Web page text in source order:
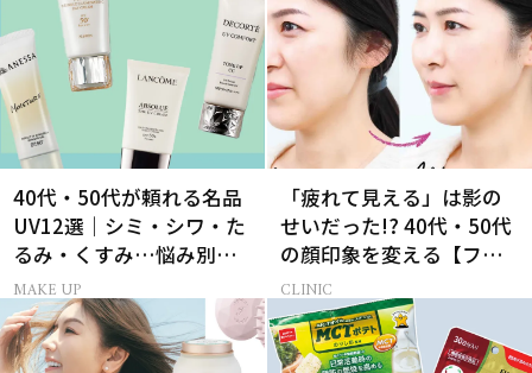
40代・50代が頼れる名品
UV12選｜シミ・シワ・た
るみ・くすみ…悩み別ベ
スコス受賞の日焼け止め
MAKE UP
「疲れて見える」は影の
せいだった!? 40代・50代
の顔印象を変える【フィ
ラー治療】とは
CLINIC